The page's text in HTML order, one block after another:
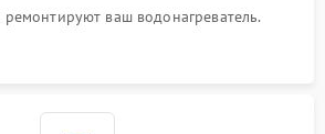
ваш водонагреватель.